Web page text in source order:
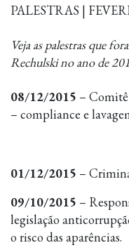
PALESTRAS |
Veja as palestras que
Rechulski no ano de
08/12/2015 –
– compliance e
01/12/2015 –
09/10/2015 –
legislação
o risco das aparências.